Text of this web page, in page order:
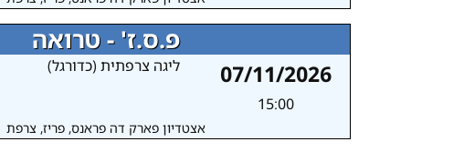
פ.ס.ז' - טרואה
07/11/2026
15:00
ליגה צרפתית (כדורגל)
אצטדיון פארק דה פראנס, פריז, צרפת